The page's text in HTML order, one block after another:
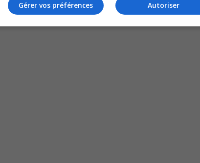
Autoriser
Gérer vos préférences